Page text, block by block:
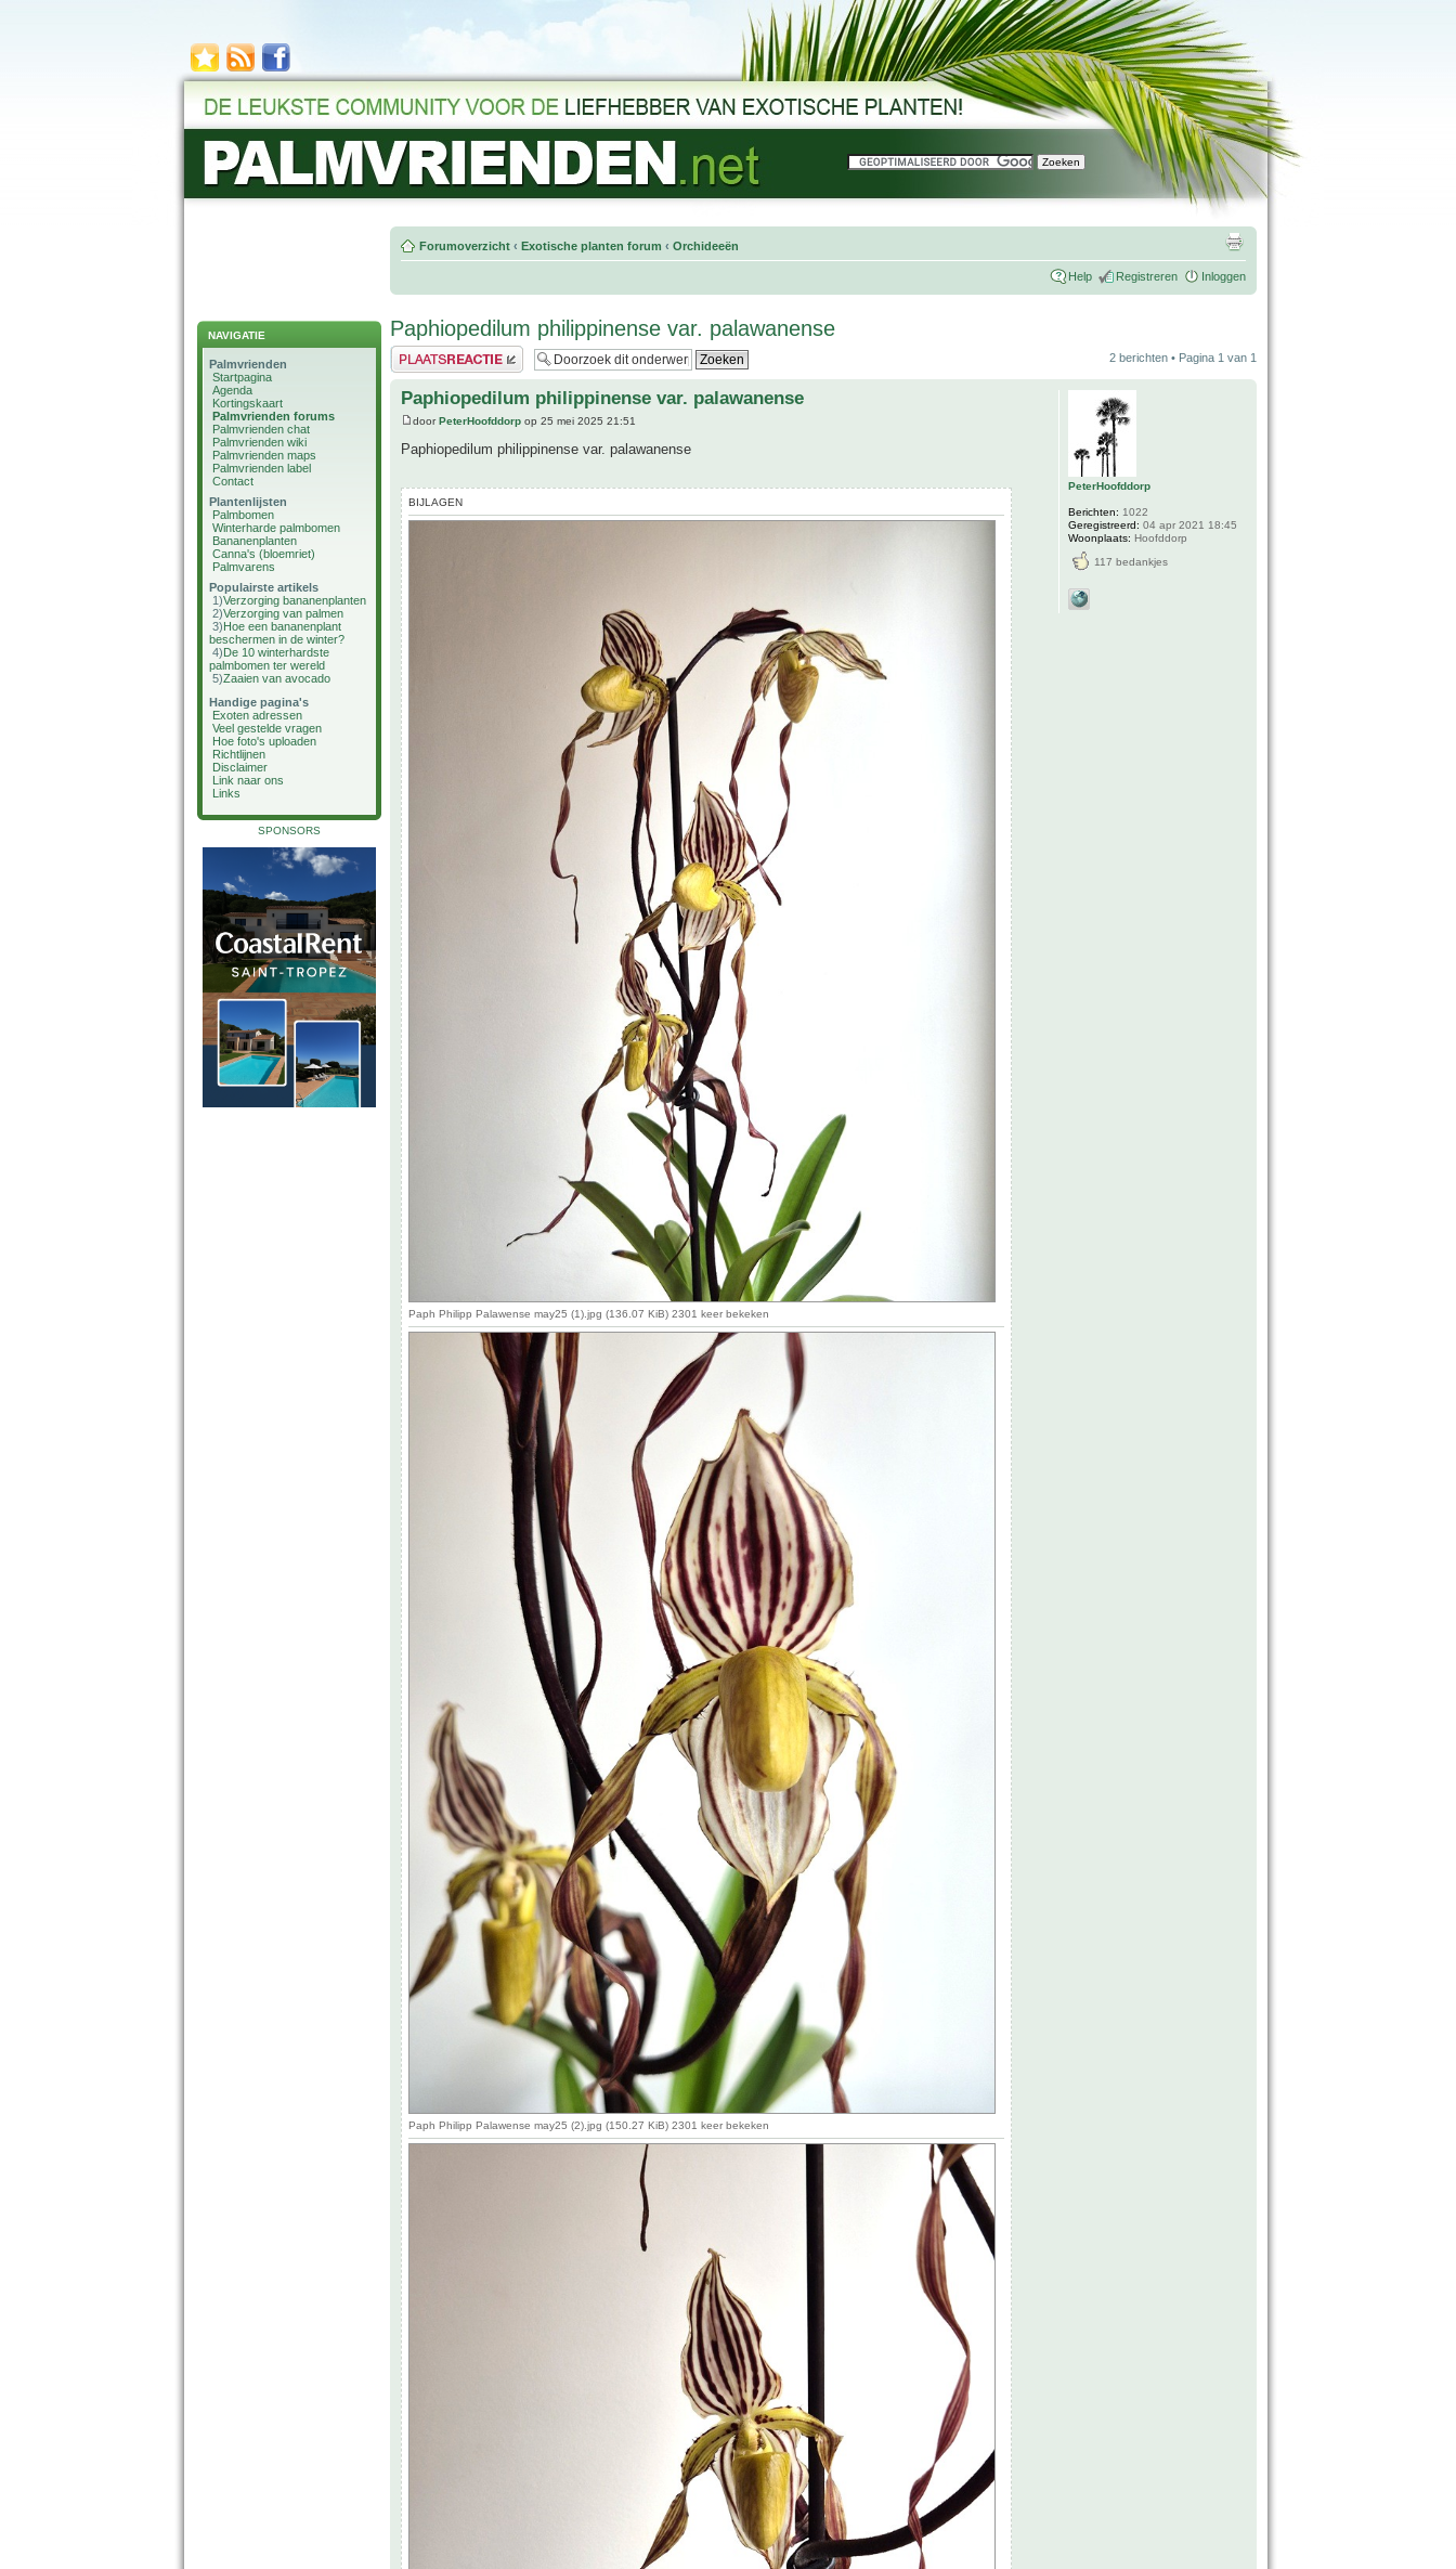
NAVIGATIE
Palmvrienden
Startpagina
Agenda
Kortingskaart
Palmvrienden forums
Palmvrienden chat
Palmvrienden wiki
Palmvrienden maps
Palmvrienden label
Contact
Plantenlijsten
Palmbomen
Winterharde palmbomen
Bananenplanten
Canna's (bloemriet)
Palmvarens
Populairste artikels
1)Verzorging bananenplanten
2)Verzorging van palmen
3)Hoe een bananenplant
beschermen in de winter?
4)De 10 winterhardste
palmbomen ter wereld
5)Zaaien van avocado
Handige pagina's
Exoten adressen
Veel gestelde vragen
Hoe foto's uploaden
Richtlijnen
Disclaimer
Link naar ons
Links
SPONSORS
Forumoverzicht ‹ Exotische planten forum ‹ Orchideeën
Help Registreren Inloggen
Paphiopedilum philippinense var. palawanense
Plaats een reactie 2 berichten • Pagina 1 van 1
Paphiopedilum philippinense var. palawanense
doorPeterHoofddorp op 25 mei 2025 21:51
Paphiopedilum philippinense var. palawanense
BIJLAGEN
Paph Philipp Palawense may25 (1).jpg (136.07 KiB) 2301 keer bekeken
Paph Philipp Palawense may25 (2).jpg (150.27 KiB) 2301 keer bekeken
PeterHoofddorp
Berichten: 1022
Geregistreerd: 04 apr 2021 18:45
Woonplaats: Hoofddorp
117 bedankjes